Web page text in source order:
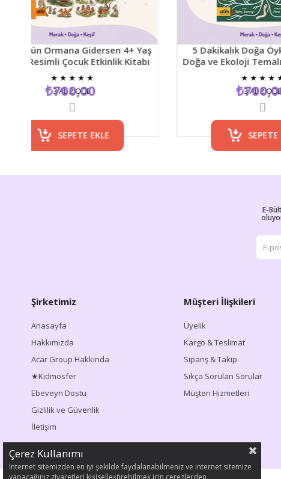
Gidersen 4+ Yaş
Çocuk Etkinlik Kitabı
SEPETE EKLE
5 Dakikalık Doğa Öyküleri 5+
Doğa ve Ekoloji Temalı Çocuk
₺700,00
SEPETE EKLE
E-
Şirketimiz
Anasayfa
Hakkımızda
Acar Group Hakkında
★Kidmosfer
Ebeveyn Dostu
Gizlilik ve Güvenlik
İletişim
Müşteri İlişkileri
Üyelik
Kargo & Teslimat
Sipariş & Takip
Sıkça Sorulan Sorular
Müşteri Hizmetleri
Çerez Kullanımı
İnternet sitemizden en iyi şekilde faydalanabilmeniz ve internet sitemize
yapacağınız ziyaretleri kişiselleştirebilmek için çerezlerden